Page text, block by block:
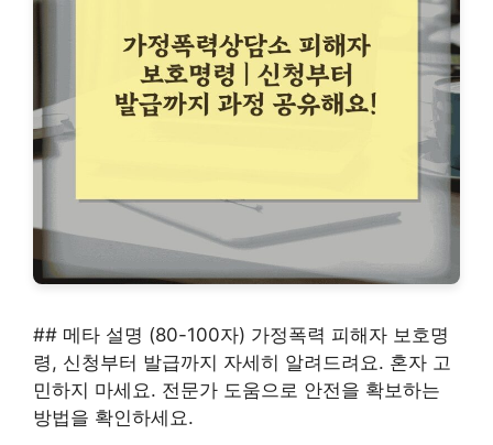
## 메타 설명 (80-100자) 가정폭력 피해자 보호명
령, 신청부터 발급까지 자세히 알려드려요. 혼자 고
민하지 마세요. 전문가 도움으로 안전을 확보하는
방법을 확인하세요.